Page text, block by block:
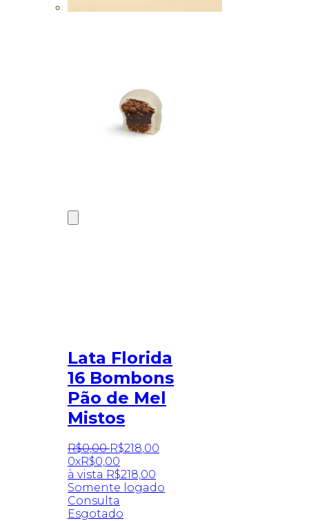
Lata Florida
16 Bombons
Pão de Mel
Mistos
R$0,00 R$218 00
0xR$0,00
à vista R$218,00
Somente logado
Consulta
Esgotado